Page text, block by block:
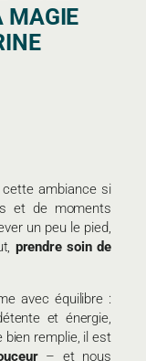
MAGIE
cette ambiance si
et de moments
un peu le pied,
prendre soin de
avec équilibre :
et énergie,
remplie, il est
– et nous